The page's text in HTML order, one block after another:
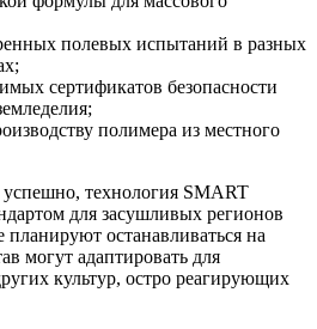
полевых испытаний в разных
сертификатов безопасности
полимера из местного
технология SMART
для засушливых регионов
останавливаться на
могут адаптировать для
культур, остро реагирующих